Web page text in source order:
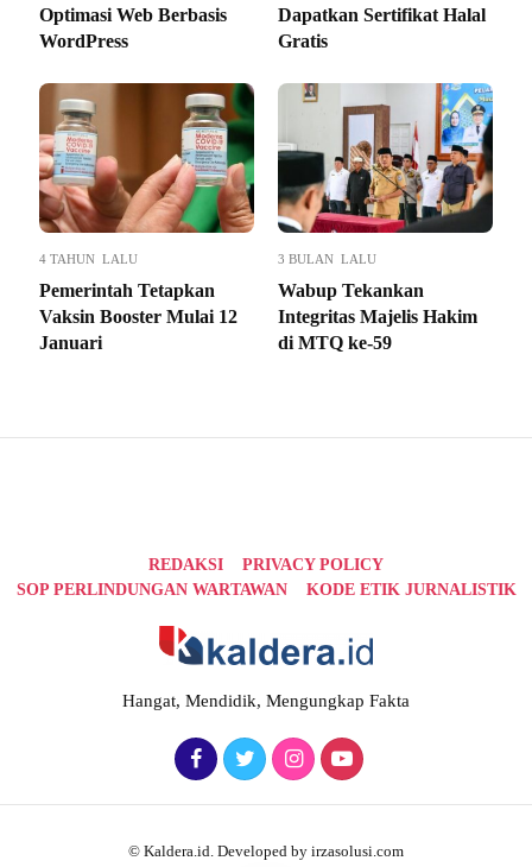
Optimasi Web Berbasis
WordPress
Dapatkan Sertifikat Halal
Gratis
4 TAHUN LALU
Pemerintah Tetapkan
Vaksin Booster Mulai 12
Januari
3 BULAN LALU
Wabup Tekankan
Integritas Majelis Hakim
di MTQ ke-59
REDAKSI
PRIVACY POLICY
SOP PERLINDUNGAN WARTAWAN
KODE ETIK JURNALISTIK
Hangat, Mendidik, Mengungkap Fakta
© Kaldera.id. Developed by irzasolusi.com